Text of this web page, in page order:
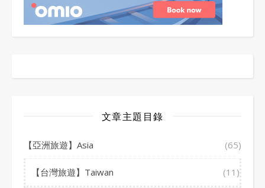
文章主題目錄
【亞洲旅遊】Asia (65)
【台灣旅遊】Taiwan (11)